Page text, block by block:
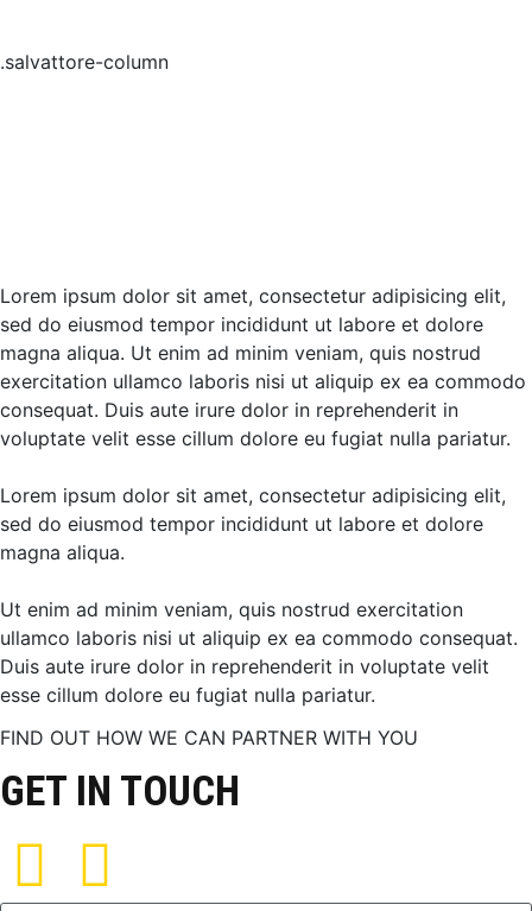
Lorem ipsum dolor sit amet, consectetur adipisicing elit,
sed do eiusmod tempor incididunt ut labore et dolore
magna aliqua. Ut enim ad minim veniam, quis nostrud
exercitation ullamco laboris nisi ut aliquip ex ea commodo
consequat. Duis aute irure dolor in reprehenderit in
voluptate velit esse cillum dolore eu fugiat nulla pariatur.
Lorem ipsum dolor sit amet, consectetur adipisicing elit,
sed do eiusmod tempor incididunt ut labore et dolore
magna aliqua.
Ut enim ad minim veniam, quis nostrud exercitation
ullamco laboris nisi ut aliquip ex ea commodo consequat.
Duis aute irure dolor in reprehenderit in voluptate velit
esse cillum dolore eu fugiat nulla pariatur.
FIND OUT HOW WE CAN PARTNER WITH YOU
GET IN TOUCH